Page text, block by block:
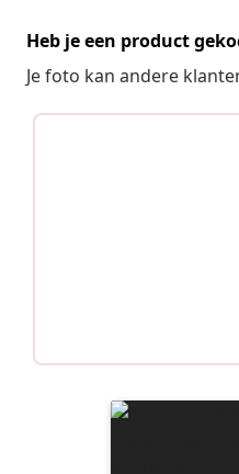
Heb je een product
Je foto kan andere